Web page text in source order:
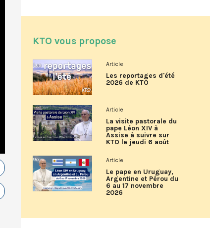
KTO vous propose
Article
Les reportages d'été
2026 de KTO
Article
La visite pastorale du
pape Léon XIV à
Assise à suivre sur
KTO le jeudi 6 août
Article
Le pape en Uruguay,
Argentine et Pérou du
6 au 17 novembre
2026